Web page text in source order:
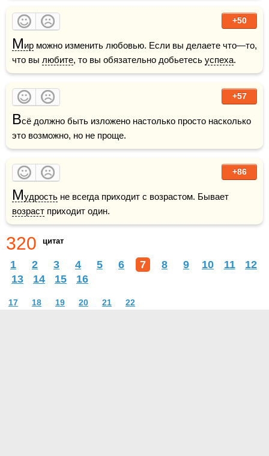
+50
Мир можно изменить любовью. Если вы делаете что—то,
что вы любите, то вы обязательно добьетесь успеха.
+57
Всё должно быть изложено настолько просто насколько
это возможно, но не проще.
+86
Мудрость
возраст приходит один.
320 цитат
1 2 3 4 5 6 7 8 9 10 11
12
13
14 15 16
17 18 19 20 21 22